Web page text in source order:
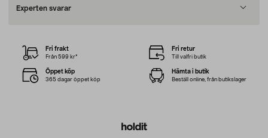
Experten svarar
Fri frakt
Från 599 kr*
Fri retur
Till valfri butik
Öppet köp
365 dagar öppet köp
Hämta i butik
Beställ online, från butikslager